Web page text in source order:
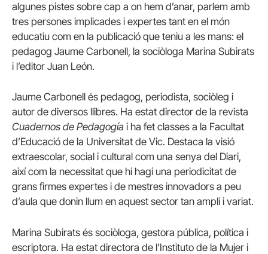
algunes pistes sobre cap a on hem d’anar, parlem amb
tres persones implicades i expertes tant en el món
educatiu com en la publicació que teniu a les mans: el
pedagog Jaume Carbonell, la sociòloga Marina Subirats
i l’editor Juan León.
Jaume Carbonell és pedagog, periodista, sociòleg i
autor de diversos llibres. Ha estat director de la revista
Cuadernos de Pedagogía i ha fet classes a la Facultat
d’Educació de la Universitat de Vic. Destaca la visió
extraescolar, social i cultural com una senya del Diari,
així com la necessitat que hi hagi una periodicitat de
grans firmes expertes i de mestres innovadors a peu
d’aula que donin llum en aquest sector tan ampli i variat.
Marina Subirats és sociòloga, gestora pública, política i
escriptora. Ha estat directora de l’Instituto de la Mujer i